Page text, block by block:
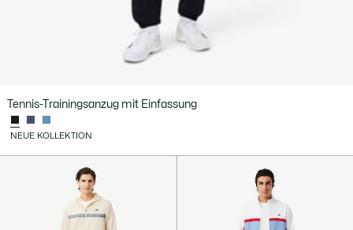
Tennis-Trainingsanzug mit Einfassung
NEUE KOLLEKTION